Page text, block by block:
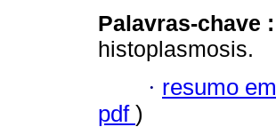
Palavras-chave :
histoplasmosis.
· resumo
pdf )